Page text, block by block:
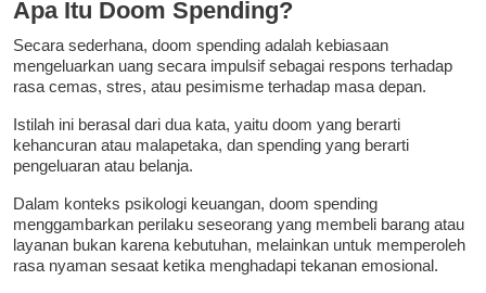
Apa Itu Doom Spending?
Secara sederhana, doom spending adalah kebiasaan
mengeluarkan uang secara impulsif sebagai respons terhadap
rasa cemas, stres, atau pesimisme terhadap masa depan.
Istilah ini berasal dari dua kata, yaitu doom yang berarti
kehancuran atau malapetaka, dan spending yang berarti
pengeluaran atau belanja.
Dalam konteks psikologi keuangan, doom spending
menggambarkan perilaku seseorang yang membeli barang atau
layanan bukan karena kebutuhan, melainkan untuk memperoleh
rasa nyaman sesaat ketika menghadapi tekanan emosional.